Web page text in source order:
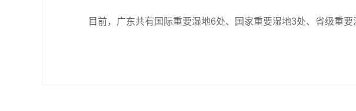
目前，广东共有国际重要湿地6处、国家重要湿地3处、省级重